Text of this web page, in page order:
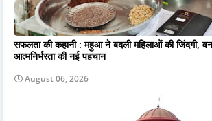
सफलता की कहानी : महुआ ने बदली महिलाओं की जिंदगी,
आत्मनिर्भरता की नई पहचान
August 06, 2026